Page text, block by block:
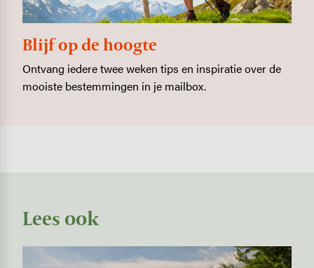
Blijf op de hoogte
Ontvang iedere twee weken tips en inspiratie over de
mooiste bestemmingen in je mailbox.
Lees ook
Image